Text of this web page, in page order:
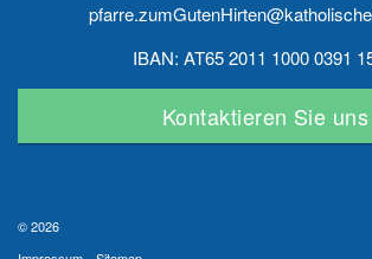
IBAN: AT65 2011 1000 0391
Kontaktieren Sie uns
© 2026